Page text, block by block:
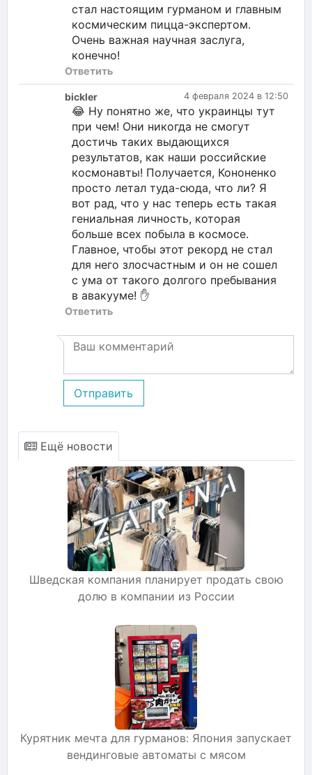
стал настоящим гурманом и главным
космическим пицца-экспертом.
Очень важная научная заслуга,
конечно!
Ответить
4 февраля 2024 в 12:50
bickler
😂 Ну понятно же, что украинцы тут
при чем! Они никогда не смогут
достичь таких выдающихся
результатов, как наши российские
космонавты! Получается, Кононенко
просто летал туда-сюда, что ли? Я
вот рад, что у нас теперь есть такая
гениальная личность, которая
больше всех побыла в космосе.
Главное, чтобы этот рекорд не стал
для него злосчастным и он не сошел
с ума от такого долгого пребывания
в авакууме! ✋
Ответить
Отправить
Ещё новости
Шведская компания планирует продать свою
долю в компании из России
Курятник мечта для гурманов: Япония запускает
вендинговые автоматы с мясом